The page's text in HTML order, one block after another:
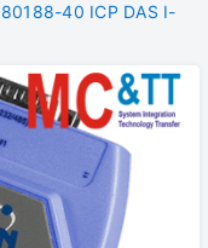
40 ICP DAS I-